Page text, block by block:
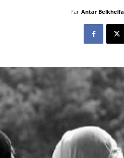
Par Antar Belkhelfa